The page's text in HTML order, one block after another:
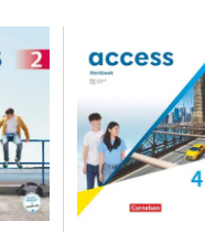
auf die Oberstufe